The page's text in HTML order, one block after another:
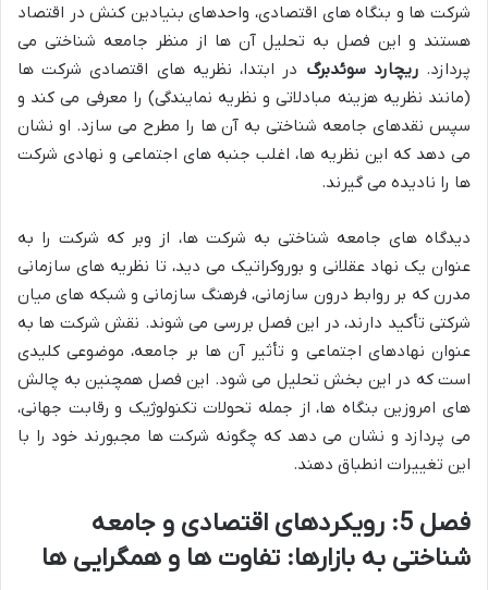
شرکت ها و بنگاه های اقتصادی، واحدهای بنیادین کنش در اقتصاد
هستند و این فصل به تحلیل آن ها از منظر جامعه شناختی می
پردازد.ریچارد سوئدبرگ در ابتدا، نظریه های اقتصادی شرکت ها
(مانند نظریه هزینه مبادلاتی و نظریه نمایندگی) را معرفی می کند و
سپس نقدهای جامعه شناختی به آن ها را مطرح می سازد. او نشان
می دهد که این نظریه ها، اغلب جنبه های اجتماعی و نهادی شرکت
ها را نادیده می گیرند.
دیدگاه های جامعه شناختی به شرکت ها، از وبر که شرکت را به
عنوان یک نهاد عقلانی و بوروکراتیک می دید، تا نظریه های سازمانی
مدرن که بر روابط درون سازمانی، فرهنگ سازمانی و شبکه های میان
شرکتی تأکید دارند، در این فصل بررسی می شوند. نقش شرکت ها به
عنوان نهادهای اجتماعی و تأثیر آن ها بر جامعه، موضوعی کلیدی
است که در این بخش تحلیل می شود. این فصل همچنین به چالش
های امروزین بنگاه ها، از جمله تحولات تکنولوژیک و رقابت جهانی،
می پردازد و نشان می دهد که چگونه شرکت ها مجبورند خود را با
این تغییرات انطباق دهند.
فصل 5: رویکردهای اقتصادی و جامعه
شناختی به بازارها: تفاوت ها و همگرایی ها